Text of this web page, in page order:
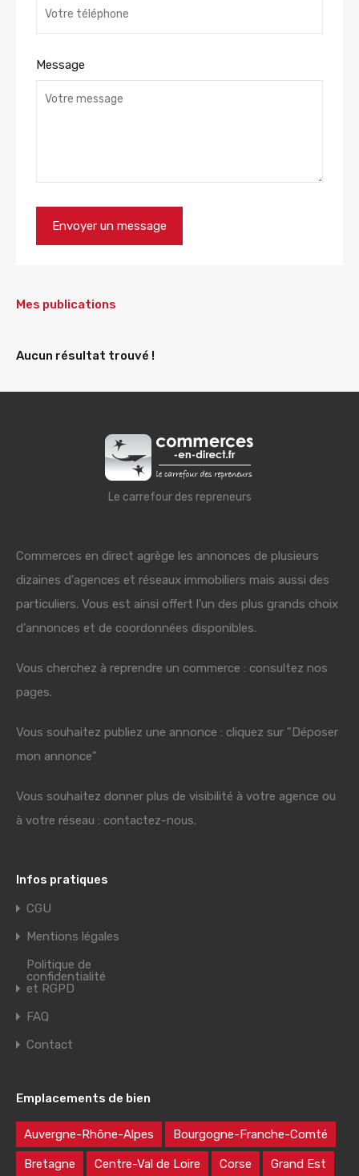
Message
Mes publications
Aucun résultat trouvé !
Le carrefour des repreneurs
Commerces en direct agrège les annonces de plusieurs
dizaines d'agences et réseaux immobiliers mais aussi des
particuliers. Vous est ainsi offert l'un des plus grands choix
d'annonces et de coordonnées disponibles.
Vous cherchez à reprendre un commerce : consultez nos
pages.
Vous souhaitez publiez une annonce : cliquez sur "Déposer
mon annonce"
Vous souhaitez donner plus de visibilité à votre agence ou
à votre réseau : contactez-nous.
Infos pratiques
CGU
Mentions légales
Politique de
confidentialité
et RGPD
FAQ
Contact
Emplacements de bien
Auvergne-Rhône-Alpes Bourgogne-Franche-Comté
Bretagne Centre-Val de Loire Corse Grand Est